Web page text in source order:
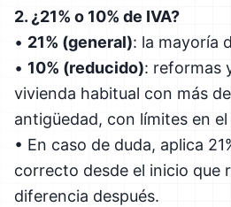
2. ¿21% o 10% de IVA?
• 21% (general): la mayoría
• 10% (reducido): reformas
vivienda habitual con más
antigüedad, con límites en
• En caso de duda, aplica
correcto desde el inicio que
diferencia después.